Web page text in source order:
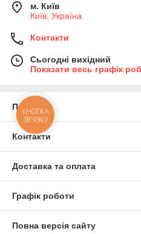
м. Київ
Київ, Україна
Контакти
Сьогодні вихідний
Показати весь графік
Про нас
Контакти
Доставка та оплата
Графік роботи
Повна версія сайту
КНОПКА
ЗВ'ЯЗКУ